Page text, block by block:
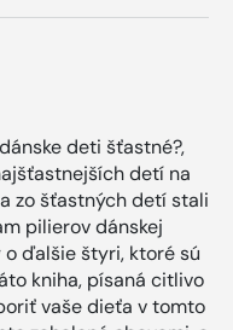
deti šťastné?,
detí na
zo šťastných detí stali
pilierov dánskej
ďalšie štyri, ktoré sú
kniha, písaná citlivo
vaše dieťa v tomto